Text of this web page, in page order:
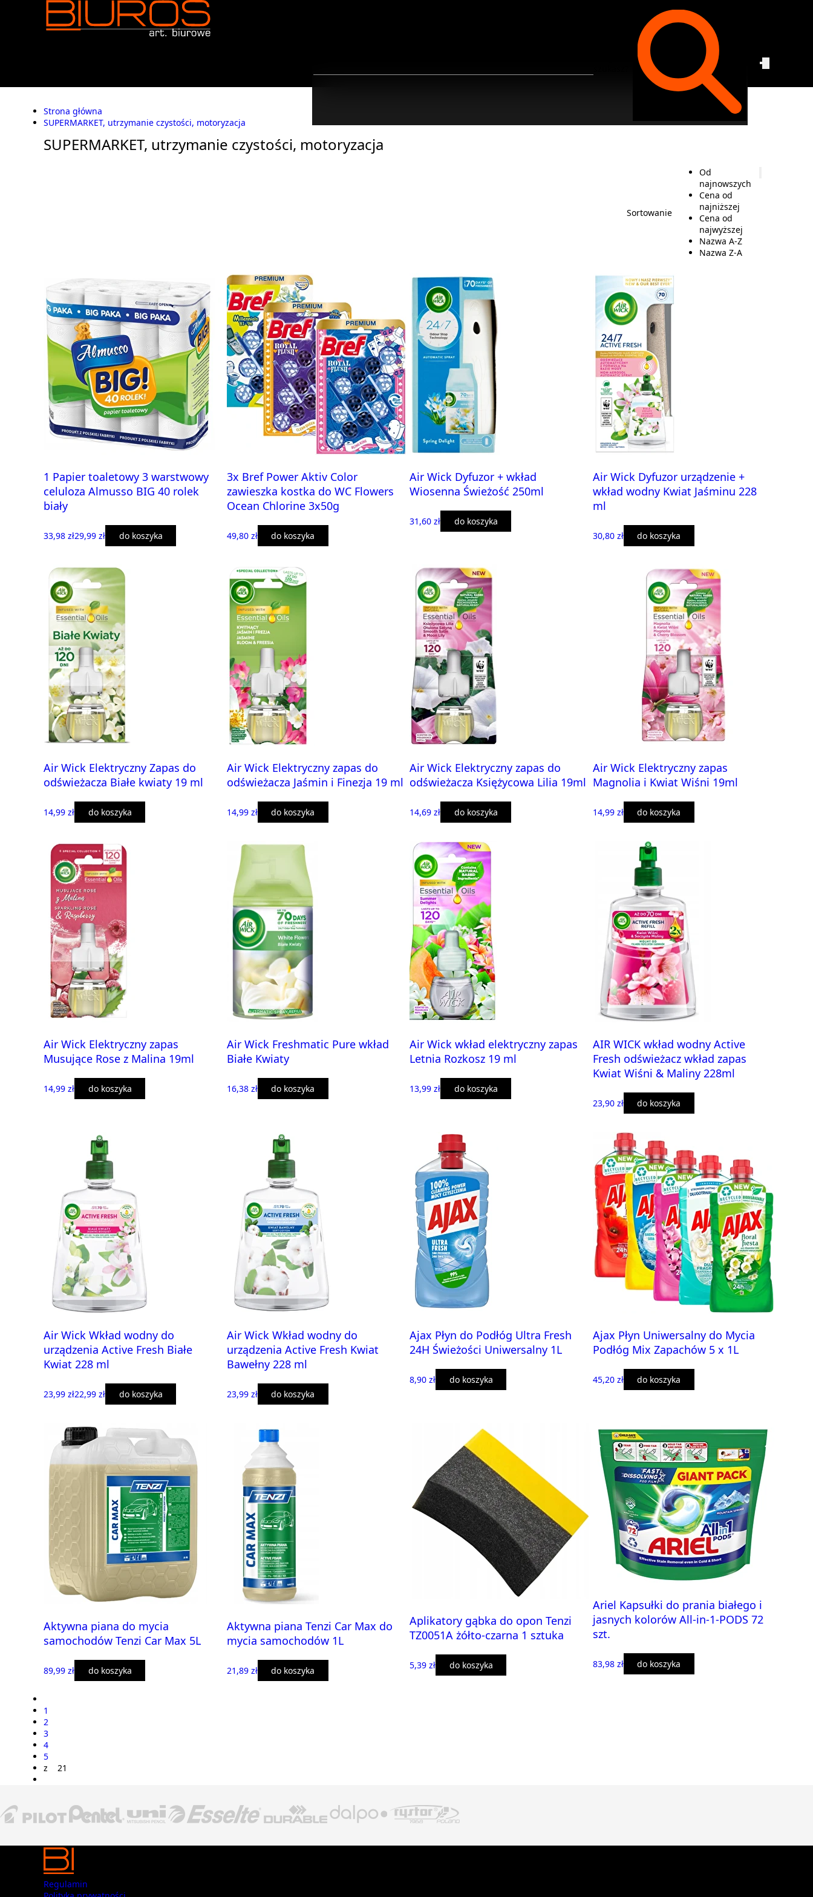
Strona główna
SUPERMARKET, utrzymanie czystości, motoryzacja
SUPERMARKET, utrzymanie czystości, motoryzacja
Sortowanie
Od
najnowszych
Cena od
najniższej
Cena od
najwyższej
Nazwa A-Z
Nazwa Z-A
1 Papier toaletowy 3 warstwowy
celuloza Almusso BIG 40 rolek
biały
33,98 zł29,99 zł do koszyka
3x Bref Power Aktiv Color
zawieszka kostka do WC Flowers
Ocean Chlorine 3x50g
49,80 zł do koszyka
Air Wick Dyfuzor + wkład
Wiosenna Świeżość 250ml
31,60 zł do koszyka
Air Wick Dyfuzor urządzenie +
wkład wodny Kwiat Jaśminu 228
ml
30,80 zł do koszyka
Air Wick Elektryczny Zapas do
odświeżacza Białe kwiaty 19 ml
14,99 zł do koszyka
Air Wick Elektryczny zapas do
odświeżacza Jaśmin i Finezja 19 ml
14,99 zł do koszyka
Air Wick Elektryczny zapas do
odświeżacza Księżycowa Lilia 19ml
14,69 zł do koszyka
Air Wick Elektryczny zapas
Magnolia i Kwiat Wiśni 19ml
14,99 zł do koszyka
Air Wick Elektryczny zapas
Musujące Rose z Malina 19ml
14,99 zł do koszyka
Air Wick Freshmatic Pure wkład
Białe Kwiaty
16,38 zł do koszyka
Air Wick wkład elektryczny zapas
Letnia Rozkosz 19 ml
13,99 zł do koszyka
AIR WICK wkład wodny Active
Fresh odświeżacz wkład zapas
Kwiat Wiśni & Maliny 228ml
23,90 zł do koszyka
Air Wick Wkład wodny do
urządzenia Active Fresh Białe
Kwiat 228 ml
23,99 zł22,99 zł do koszyka
Air Wick Wkład wodny do
urządzenia Active Fresh Kwiat
Bawełny 228 ml
23,99 zł do koszyka
Ajax Płyn do Podłóg Ultra Fresh
24H Świeżości Uniwersalny 1L
8,90 zł do koszyka
Ajax Płyn Uniwersalny do Mycia
Podłóg Mix Zapachów 5 x 1L
45,20 zł do koszyka
Aktywna piana do mycia
samochodów Tenzi Car Max 5L
89,99 zł do koszyka
Aktywna piana Tenzi Car Max do
mycia samochodów 1L
21,89 zł do koszyka
Aplikatory gąbka do opon Tenzi
TZ0051A żółto-czarna 1 sztuka
5,39 zł do koszyka
Ariel Kapsułki do prania białego i
jasnych kolorów All-in-1-PODS 72
szt.
83,98 zł do koszyka
1
2
3
4
5
z 21
Regulamin